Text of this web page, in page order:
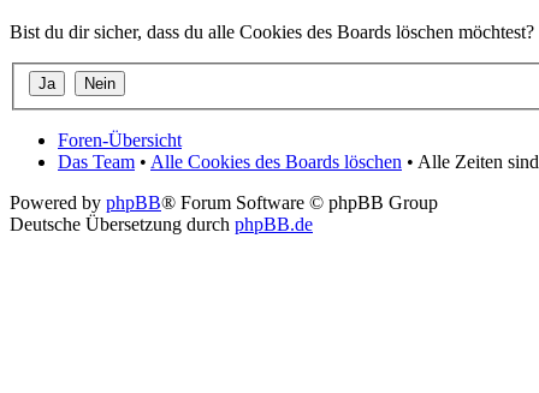
Bist du dir sicher, dass du alle Cookies des Boards löschen möchtest?
Foren-Übersicht
Das Team • Alle Cookies des Boards löschen • Alle Zeiten
Powered by phpBB® Forum Software © phpBB Group
Deutsche Übersetzung durch phpBB.de